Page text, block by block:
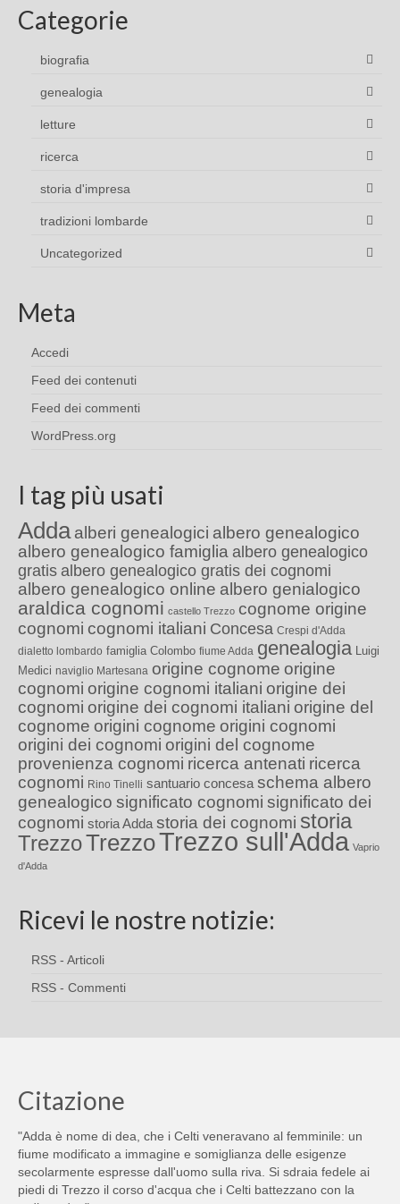
Categorie
biografia
genealogia
letture
ricerca
storia d'impresa
tradizioni lombarde
Uncategorized
Meta
Accedi
Feed dei contenuti
Feed dei commenti
WordPress.org
I tag più usati
Adda alberi genealogici albero genealogico
albero genealogico famiglia albero genealogico
gratis albero genealogico gratis dei cognomi
albero genealogico online albero genialogico
araldica cognomi castello Trezzo cognome origine
cognomi cognomi italiani Concesa Crespi d'Adda
dialetto lombardo famiglia Colombo fiume Adda genealogia Luigi
Medici naviglio Martesana origine cognome origine
cognomi origine cognomi italiani origine dei
cognomi origine dei cognomi italiani origine del
cognome origini cognome origini cognomi
origini dei cognomi origini del cognome
provenienza cognomi ricerca antenati ricerca
cognomi Rino Tinelli santuario concesa schema albero
genealogico significato cognomi significato dei
cognomi storia Adda storia dei cognomi storia
TrezzoTrezzoTrezzo sull'Adda Vaprio
d'Adda
Ricevi le nostre notizie:
RSS - Articoli
RSS - Commenti
Citazione
"Adda è nome di dea, che i Celti veneravano al femminile: un
fiume modificato a immagine e somiglianza delle esigenze
secolarmente espresse dall'uomo sulla riva. Si sdraia fedele ai
piedi di Trezzo il corso d'acqua che i Celti battezzano con la